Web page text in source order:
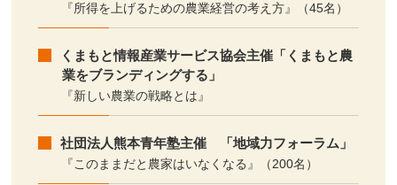
『所得を上げるための農業経営の考え方』（45名）
くまもと情報産業サービス協会主催「くまもと農
業をブランディングする」
『新しい農業の戦略とは』
社団法人熊本青年塾主催 「地域力フォーラム」
『このままだと農家はいなくなる』（200名）